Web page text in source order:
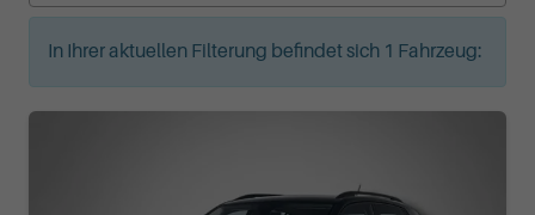
In Ihrer aktuellen Filterung befindet sich 1 Fahrzeug: